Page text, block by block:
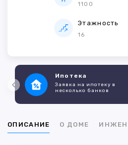
1100
Этажность
16
Ипотека
Заявка на ипотеку в
несколько банков
ОПИСАНИЕ О ДОМЕ